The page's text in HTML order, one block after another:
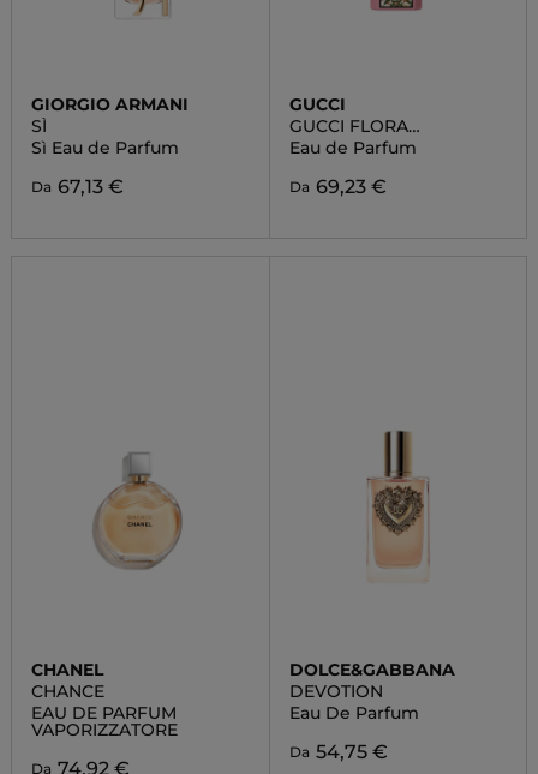
GIORGIO ARMANI
SÌ
Sì Eau de Parfum
Da 67,13 €
GUCCI
GUCCI FLORA
GORGEOUS GARDENIA
Eau de Parfum
Da 69,23 €
CHANEL
CHANCE
EAU DE PARFUM
VAPORIZZATORE
Da 74,92 €
DOLCE&GABBANA
DEVOTION
Eau De Parfum
Da 54,75 €